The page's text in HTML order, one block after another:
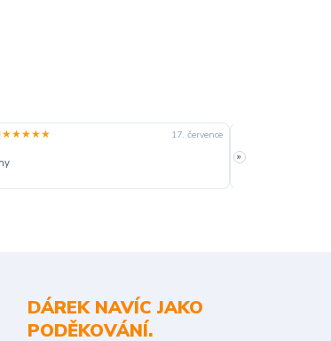
★★★★★ 17. července
slušná rychlost
»
DÁREK NAVÍC JAKO
PODĚKOVÁNÍ.